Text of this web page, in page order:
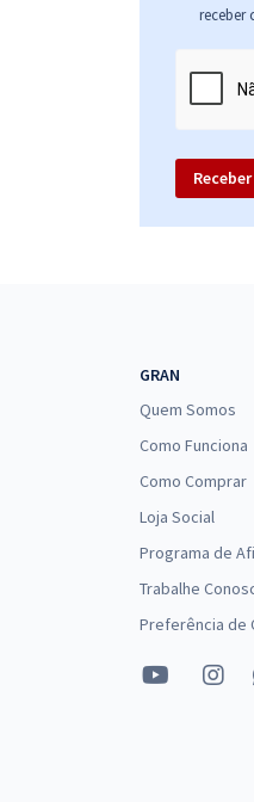
receber
GRAN
Quem Somos
Como Funciona
Como Comprar
Loja Social
Programa de
Trabalhe
Preferência de